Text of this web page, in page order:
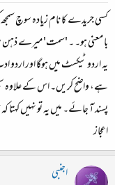
کسی جریدے کا نام زیادہ سوچ سمجھ
با معنی ہو۔ ۔ 'سمت' میرے ذہن
یہ اردو ٹیکسٹ میں ہوگا اور
ہے، واضح کریں۔ اس کے علاوہ
پسند آ جائے۔ میں یہ تو نہیں کہتا
اعجاز
اجنبی